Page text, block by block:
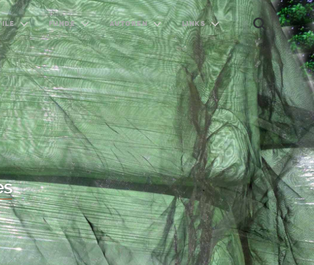
FUNDE AUTOREN LINKS